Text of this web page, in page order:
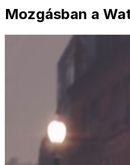
Mozgásban a